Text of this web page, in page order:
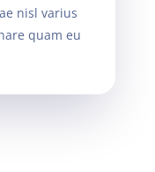
nisl varius
quam eu